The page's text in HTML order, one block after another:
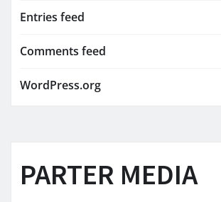
Entries feed
Comments feed
WordPress.org
PARTER MEDIA